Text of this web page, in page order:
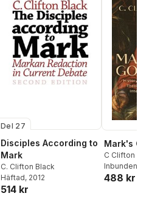
Del 27
Disciples According to
Mark
C. Clifton Black
Häftad, 2012
514 kr
Mark's Gospel
C Clifton Black
Inbunden
488 kr